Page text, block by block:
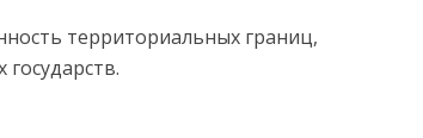
территориальных гра­ниц,